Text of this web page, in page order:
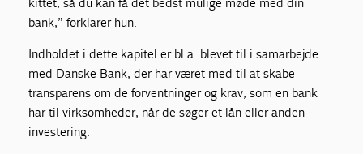
bank,” forklarer hun.
Indholdet i dette kapitel er bl.a. blevet til i samarbejde
med Danske Bank, der har været med til at skabe
transparens om de forventninger og krav, som en bank
har til virksomheder, når de søger et lån eller anden
investering.